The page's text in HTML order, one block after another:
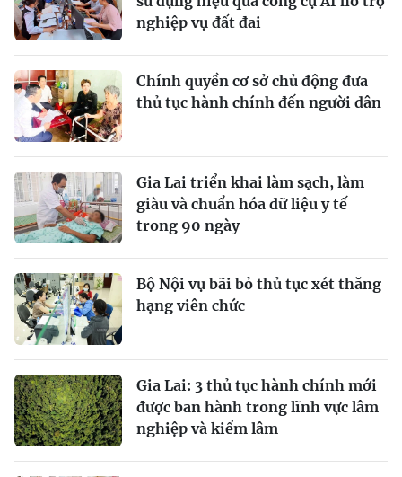
nghiệp vụ đất đai
Chính quyền cơ sở chủ động đưa
thủ tục hành chính đến người dân
Gia Lai triển khai làm sạch, làm
giàu và chuẩn hóa dữ liệu y tế
trong 90 ngày
Bộ Nội vụ bãi bỏ thủ tục xét thăng
hạng viên chức
Gia Lai: 3 thủ tục hành chính mới
được ban hành trong lĩnh vực lâm
nghiệp và kiểm lâm